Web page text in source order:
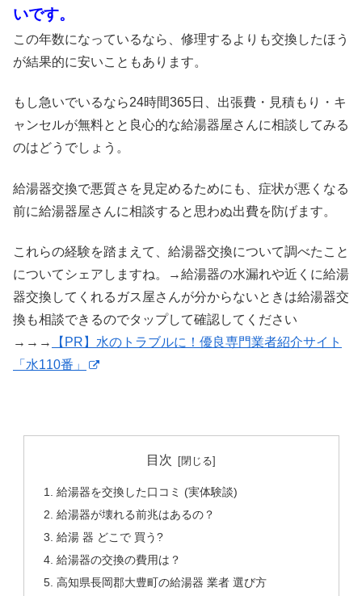
いです。
この年数になっているなら、修理するよりも交換したほう
が結果的に安いこともあります。
もし急いでいるなら24時間365日、出張費・見積もり・キ
ャンセルが無料とと良心的な給湯器屋さんに相談してみる
のはどうでしょう。
給湯器交換で悪質さを見定めるためにも、症状が悪くなる
前に給湯器屋さんに相談すると思わぬ出費を防げます。
これらの経験を踏まえて、給湯器交換について調べたこと
についてシェアしますね。→給湯器の水漏れや近くに給湯
器交換してくれるガス屋さんが分からないときは給湯器交
換も相談できるのでタップして確認してください
→→→
【PR】水のトラブルに！優良専門業者紹介サイト
「水110番」
目次
給湯器を交換した口コミ (実体験談)
給湯器が壊れる前兆はあるの？
給湯 器 どこで 買う?
給湯器の交換の費用は？
高知県長岡郡大豊町の給湯器 業者 選び方